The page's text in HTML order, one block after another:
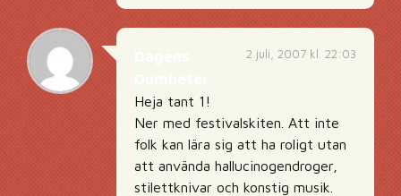
2 juli, 2007 kl. 22:03
Heja tant 1!
Ner med festivalskiten. Att inte
folk kan lära sig att ha roligt utan
att använda hallucinogendroger,
stilettknivar och konstig musik.